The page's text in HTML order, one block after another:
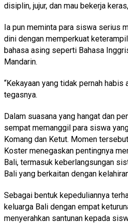
disiplin, jujur, dan mau bekerja
Ia pun meminta para siswa serius
dini dengan memperkuat
bahasa asing seperti Bahasa
Mandarin.
“Kekayaan yang tidak pernah habis
tegasnya.
Dalam suasana yang hangat dan
sempat memanggil para siswa
Komang dan Ketut. Momen
Koster menegaskan pentingnya
Bali, termasuk keberlangsungan
Bali yang berkaitan dengan
Sebagai bentuk kepeduliannya
keluarga Bali dengan empat
menyerahkan santunan kepada